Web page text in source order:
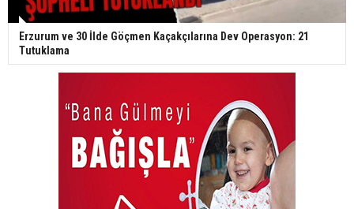
Erzurum ve 30 İlde Göçmen Kaçakçılarına Dev Operasyon: 21
Tutuklama